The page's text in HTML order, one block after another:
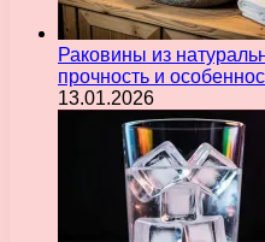
Раковины из
прочность и
13.01.2026